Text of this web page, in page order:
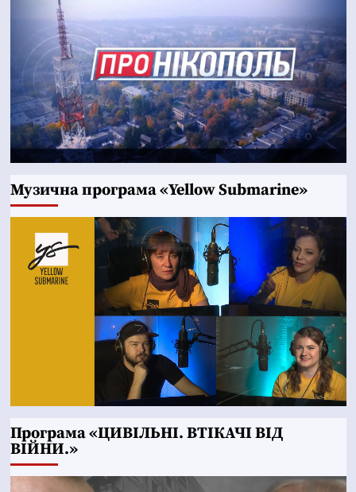
Музична програма «Yellow Submarine»
Програма «ЦИВІЛЬНІ. ВТІКАЧІ ВІД
ВІЙНИ.»